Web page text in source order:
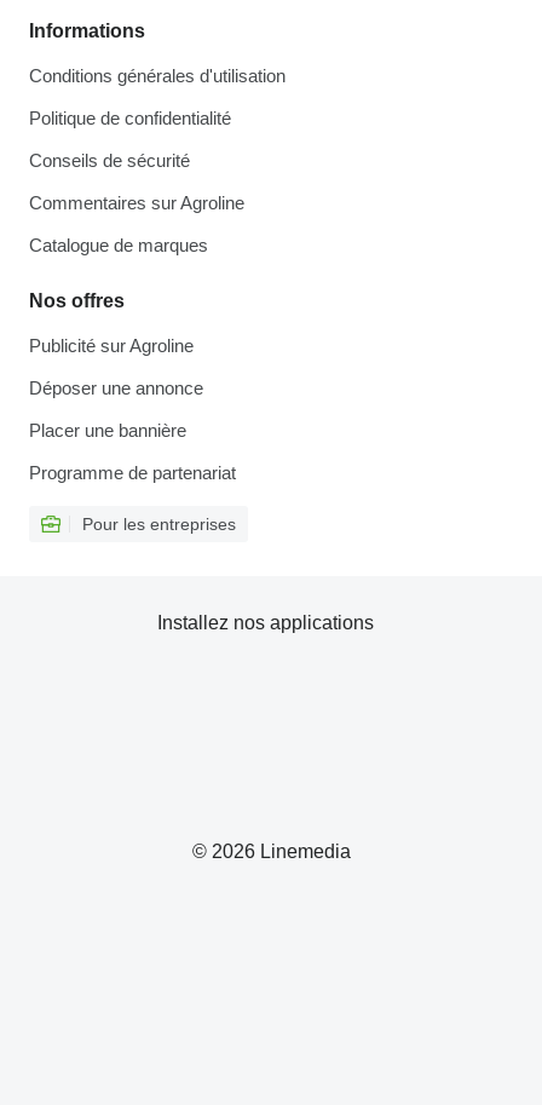
Informations
Conditions générales d'utilisation
Politique de confidentialité
Conseils de sécurité
Commentaires sur Agroline
Catalogue de marques
Nos offres
Publicité sur Agroline
Déposer une annonce
Placer une bannière
Programme de partenariat
Pour les entreprises
© 2026 Linemedia
Installez nos applications